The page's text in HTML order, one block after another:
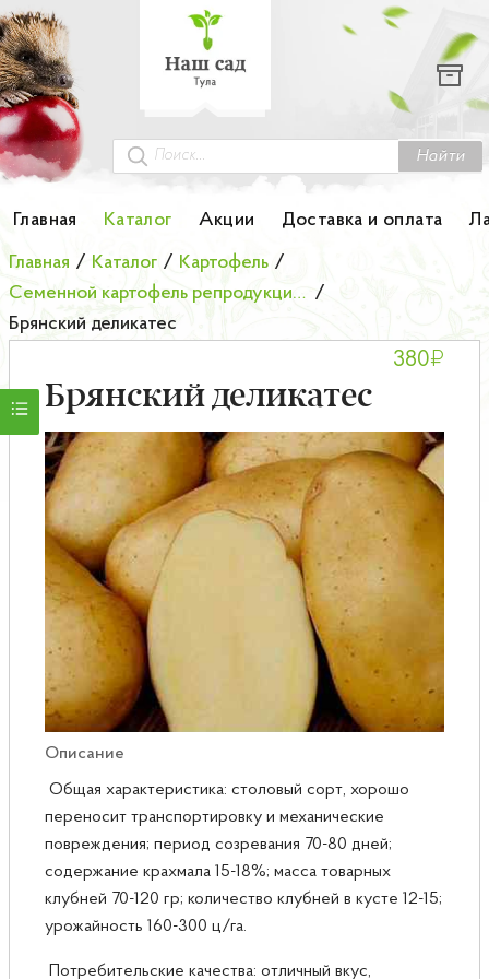
Найти
Главная Каталог Акции Доставка и оплата
Каталог
Гортензии
Грунты
Колоновидные деревья
Лук-севок
Мини-деревья
НОВИНКА Английские и Японские розы
Саженцы плодовые
Главная / Каталог / Картофель /
Семенной картофель репродукции элита /
Брянский деликатес
Брянский деликатес
380₽
Описание
Общая характеристика: столовый сорт, хорошо
переносит транспортировку и механические
повреждения; период созревания 70-80 дней;
содержание крахмала 15-18%; масса товарных
клубней 70-120 гр; количество клубней в кусте 12-15;
урожайность 160-300 ц/га.
Потребительские качества: отличный вкус,